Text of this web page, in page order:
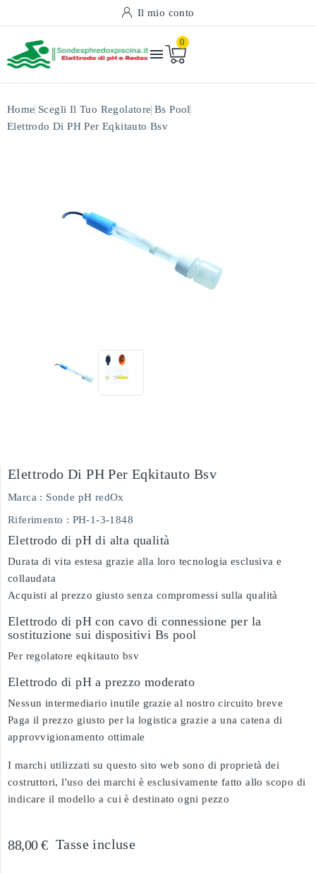
Il mio conto

0
Home Scegli Il Tuo Regolatore Bs Pool
Elettrodo Di PH Per Eqkitauto Bsv
Elettrodo Di PH Per Eqkitauto Bsv
Marca : Sonde pH redOx
Riferimento : PH-1-3-1848
Elettrodo di pH di alta qualità
Durata di vita estesa grazie alla loro tecnologia esclusiva e
collaudata
Acquisti al prezzo giusto senza compromessi sulla qualità
Elettrodo di pH con cavo di connessione per la
sostituzione sui dispositivi Bs pool
Per regolatore eqkitauto bsv
Elettrodo di pH a prezzo moderato
Nessun intermediario inutile grazie al nostro circuito breve
Paga il prezzo giusto per la logistica grazie a una catena di
approvvigionamento ottimale
I marchi utilizzati su questo sito web sono di proprietà dei
costruttori, l'uso dei marchi è esclusivamente fatto allo scopo di
indicare il modello a cui è destinato ogni pezzo
88,00 € Tasse incluse